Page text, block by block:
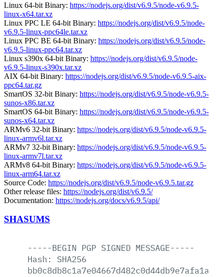
Linux 64-bit Binary: https://nodejs.org/dist/v6.9.5/node-v6.9.5-
linux-x64.tar.xz
Linux PPC LE 64-bit Binary: https://nodejs.org/dist/v6.9.5/node-
v6.9.5-linux-ppc64le.tar.xz
Linux PPC BE 64-bit Binary: https://nodejs.org/dist/v6.9.5/node-
v6.9.5-linux-ppc64.tar.xz
Linux s390x 64-bit Binary: https://nodejs.org/dist/v6.9.5/node-
v6.9.5-linux-s390x.tar.xz
AIX 64-bit Binary: https://nodejs.org/dist/v6.9.5/node-v6.9.5-aix-
ppc64.tar.gz
SmartOS 32-bit Binary: https://nodejs.org/dist/v6.9.5/node-v6.9.5-
sunos-x86.tar.xz
SmartOS 64-bit Binary: https://nodejs.org/dist/v6.9.5/node-v6.9.5-
sunos-x64.tar.xz
ARMv6 32-bit Binary: https://nodejs.org/dist/v6.9.5/node-v6.9.5-
linux-armv6l.tar.xz
ARMv7 32-bit Binary: https://nodejs.org/dist/v6.9.5/node-v6.9.5-
linux-armv7l.tar.xz
ARMv8 64-bit Binary: https://nodejs.org/dist/v6.9.5/node-v6.9.5-
linux-arm64.tar.xz
Source Code: https://nodejs.org/dist/v6.9.5/node-v6.9.5.tar.gz
Other release files: https://nodejs.org/dist/v6.9.5/
Documentation: https://nodejs.org/docs/v6.9.5/api/
SHASUMS
-----BEGIN PGP SIGNED MESSAGE-----
Hash:
SHA256